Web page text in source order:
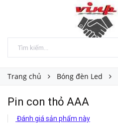
Trang chủ Bóng đèn Led
Pin con thỏ AAA
Đánh giá sản phẩm này